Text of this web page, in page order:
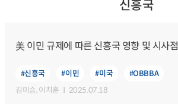
신흥국
美 이민 규제에 따른 신흥국 영향 및 시사점
#신흥국 #이민 #미국
#OBBBA
김미승, 이치훈 2025.07.18